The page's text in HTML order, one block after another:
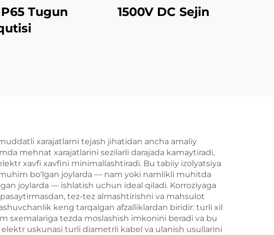
Tugun
1500V DC Sejin
xarajatlarni tejash jihatidan ancha amaliy
mehnat xarajatlarini sezilarli darajada kamaytiradi,
xavfi xavfini minimallashtiradi. Bu tabiiy izolyatsiya
bo'lgan joylarda — nam yoki namlikli muhitda
joylarda — ishlatish uchun ideal qiladi. Korroziyaga
tez-tez almashtirishni va mahsulot
keng tarqalgan afzalliklardan biridir: turli xil
sxemalariga tezda moslashish imkonini beradi va bu
uskunasi turli diametrli kabel va ulanish usullarini